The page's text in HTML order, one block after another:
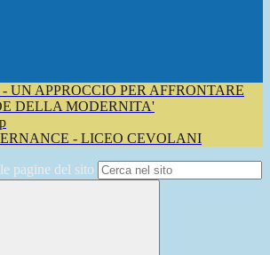
UN APPROCCIO PER AFFRONTARE
DELLA MODERNITA'
- LICEO CEVOLANI
pagine del sito